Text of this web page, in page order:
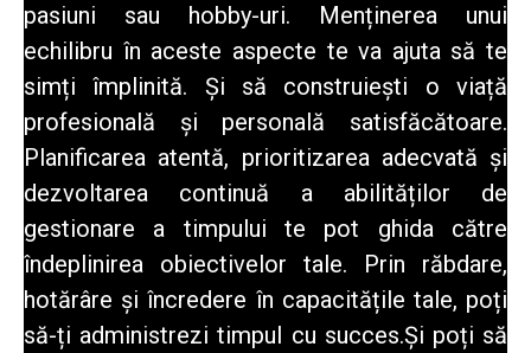
pasiuni sau hobby-uri. Menținerea unui
echilibru în aceste aspecte te va ajuta să te
simți împlinită. Și să construiești o viață
profesională și personală satisfăcătoare.
Planificarea atentă, prioritizarea adecvată și
dezvoltarea continuă a abilităților de
gestionare a timpului te pot ghida către
îndeplinirea obiectivelor tale. Prin răbdare,
hotărâre și încredere în capacitățile tale, poți
să-ți administrezi timpul cu succes.Și poți să